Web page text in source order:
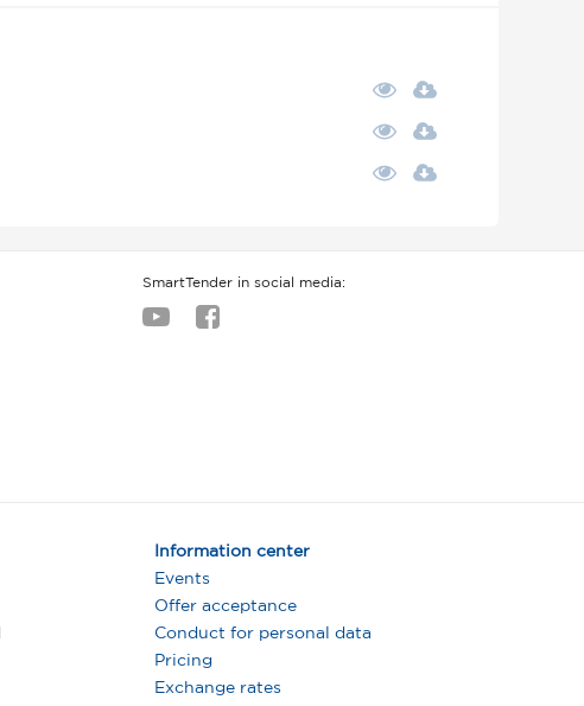
SmartTender in social media:
Information center
Events
Offer acceptance
Conduct for personal data
Pricing
Exchange rates